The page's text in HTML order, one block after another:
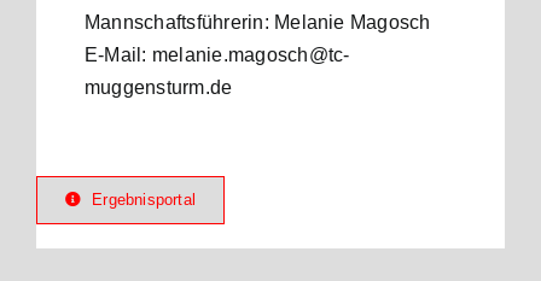
Mannschaftsführerin: Melanie Magosch
E-Mail: melanie.magosch@tc-
muggensturm.de
Ergebnisportal